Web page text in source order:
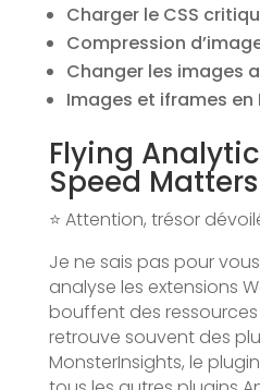
Charger le CSS
Compression
Changer les images
Images et iframes en
Flying
Speed Matters
⭐ Attention, trésor
Je ne sais pas pour
analyse les extensions
bouffent des
retrouve souvent des
MonsterInsights, le